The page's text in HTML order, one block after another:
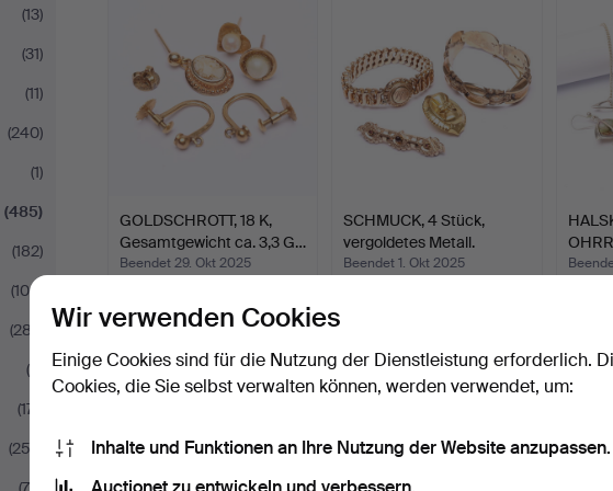
(13)
(31)
(11)
(240)
(1)
(485)
(182)
(100)
(287)
(4)
(171)
(253)
GOLDSCHROTT, 18 K,
Gesamtgewicht ca. 3,3 G…
Beendet 29. Okt 2025
211 USD
SCHMUCK, 4 Stück,
vergoldetes Metall.
Beendet 1. Okt 2025
Wir verwenden Cookies
Einige Cookies sind für die Nutzung der Dienstleistung erforderlich.
Cookies, die Sie selbst verwalten können, werden verwendet, um:
Inhalte und Funktionen an Ihre Nutzung der Website anzupassen.